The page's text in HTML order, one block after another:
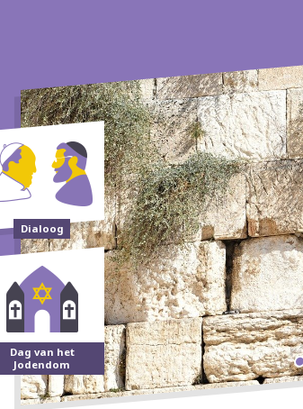
Dialoog
Dag van het
Jodendom